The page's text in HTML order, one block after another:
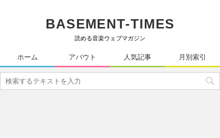
BASEMENT-TIMES
読める音楽ウェブマガジン
ホーム アバウト 人気記事 月別索引